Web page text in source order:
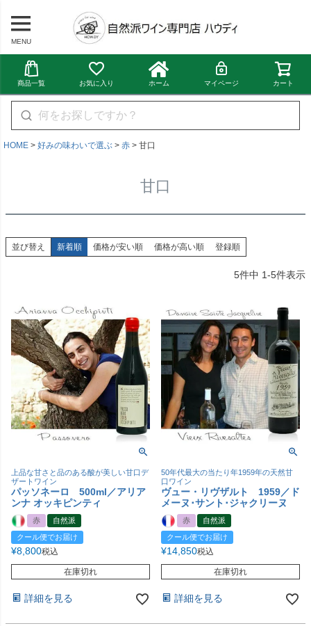
MENU
商品一覧 お気に入り ホーム マイページ カート
HOME 好みの味わいで選ぶ 赤 甘口
甘口
並び替え 新着順 価格が安い順 価格が高い順 登録順
5件中 1-5件表示
上品な甘さと品のある酸が美しい甘口デ
ザートワイン
パッソネーロ 500ml／アリア
ンナ オッキピンティ
赤
自然派
クール便でお届け
¥8,800税込
在庫切れ
詳細を見る
50年代最大の当たり年1959年の天然甘
口ワイン
ヴュー・リヴザルト 1959／ド
メーヌ･サント･ジャクリーヌ
赤
自然派
クール便でお届け
¥14,850税込
在庫切れ
詳細を見る